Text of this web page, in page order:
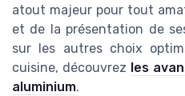
atout majeur pour tout
et de la présentation de
sur les autres choix
cuisine, découvrez les
aluminium.